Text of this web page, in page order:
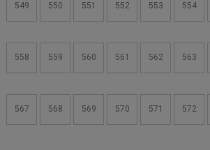
549 550 551 552 553 554
558 559 560 561 562 563
567 568 569 570 571 572